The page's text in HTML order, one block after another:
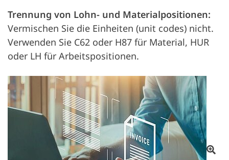
Trennung von Lohn- und Materialpositionen:
Vermischen Sie die Einheiten (unit codes) nicht.
Verwenden Sie C62 oder H87 für Material, HUR
oder LH für Arbeitspositionen.